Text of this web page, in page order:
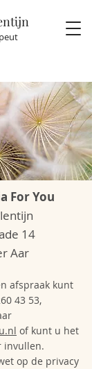
For You
14
Aar
afspraak kunt
43 53,
of kunt u het
invullen.
op de privacy